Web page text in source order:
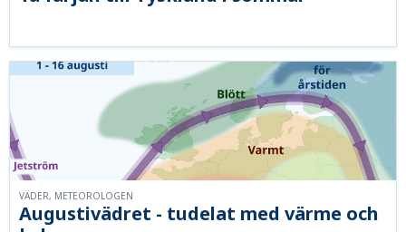
Augustivädret - tudelat med värme och
VÄDER, METEOROLOGEN